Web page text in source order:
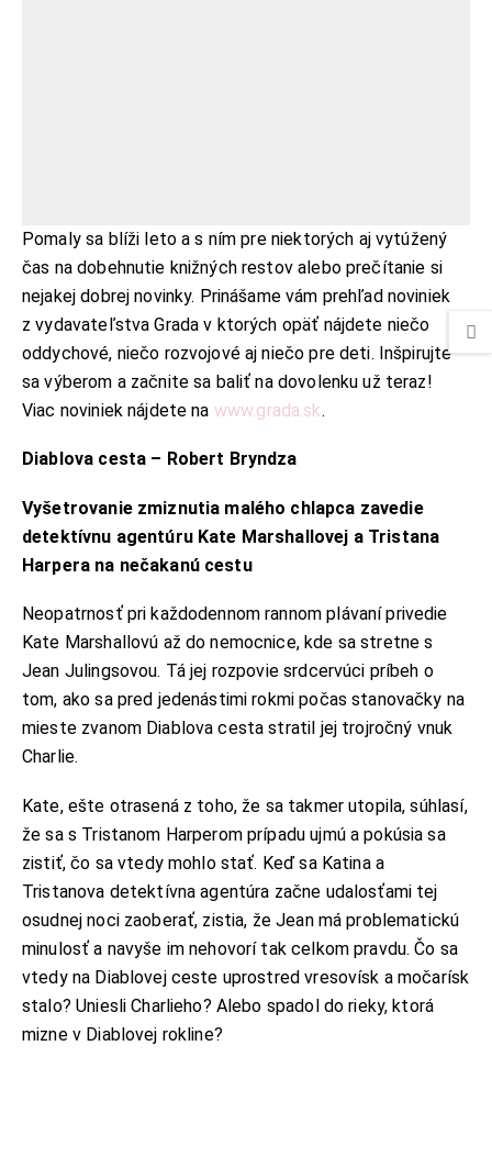
Pomaly sa blíži leto a s ním pre niektorých aj vytúžený
čas na dobehnutie knižných restov alebo prečítanie si
nejakej dobrej novinky. Prinášame vám prehľad noviniek
z vydavateľstva Grada v ktorých opäť nájdete niečo
oddychové, niečo rozvojové aj niečo pre deti. Inšpirujte
sa výberom a začnite sa baliť na dovolenku už teraz!
Viac noviniek nájdete na www.grada.sk.
Diablova cesta – Robert Bryndza
Vyšetrovanie zmiznutia malého chlapca zavedie
detektívnu agentúru Kate Marshallovej a Tristana
Harpera na nečakanú cestu
Neopatrnosť pri každodennom rannom plávaní privedie
Kate Marshallovú až do nemocnice, kde sa stretne s
Jean Julingsovou. Tá jej rozpovie srdcervúci príbeh o
tom, ako sa pred jedenástimi rokmi počas stanovačky na
mieste zvanom Diablova cesta stratil jej trojročný vnuk
Charlie.
Kate, ešte otrasená z toho, že sa takmer utopila, súhlasí,
že sa s Tristanom Harperom prípadu ujmú a pokúsia sa
zistiť, čo sa vtedy mohlo stať. Keď sa Katina a
Tristanova detektívna agentúra začne udalosťami tej
osudnej noci zaoberať, zistia, že Jean má problematickú
minulosť a navyše im nehovorí tak celkom pravdu. Čo sa
vtedy na Diablovej ceste uprostred vresovísk a močarísk
stalo? Uniesli Charlieho? Alebo spadol do rieky, ktorá
mizne v Diablovej rokline?